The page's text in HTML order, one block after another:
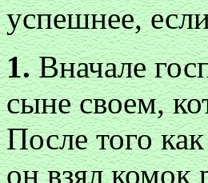
успешнее,
1.Вначале
сыне своем,
После того
он взял комок